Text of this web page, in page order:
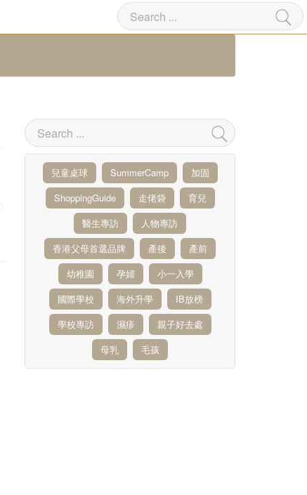
兒童桌球 SummerCamp
加固
ShoppingGuide
走佬袋
育兒
醫生專訪
人物專訪
香港父母首選品牌
產後
產前
幼稚園
孕婦
小一入學
國際學校
海外升學
IB放榜
學校專訪
濕疹
親子好去處
母乳
毛孩